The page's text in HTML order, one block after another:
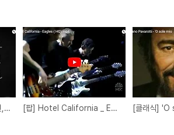
[시노래] 서시 _ 노래 고성현, 시 윤동주, 작곡 정진채 [팝] Hotel California _ Eagles